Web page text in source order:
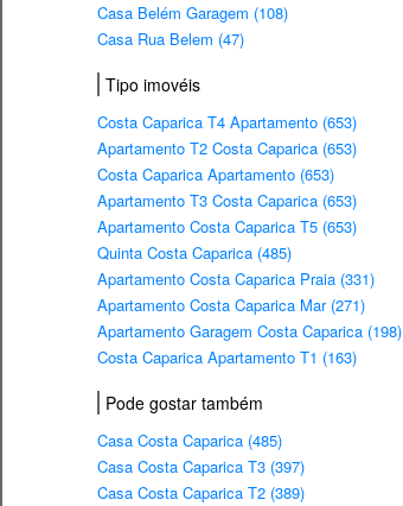
Casa Belém Garagem (108)
Casa Rua Belem (47)
Tipo imovéis
Costa Caparica T4 Apartamento (653)
Apartamento T2 Costa Caparica (653)
Costa Caparica Apartamento (653)
Apartamento T3 Costa Caparica (653)
Apartamento Costa Caparica T5 (653)
Quinta Costa Caparica (485)
Apartamento Costa Caparica Praia (331)
Apartamento Costa Caparica Mar (271)
Apartamento Garagem Costa Caparica (198)
Costa Caparica Apartamento T1 (163)
Pode gostar também
Casa Costa Caparica (485)
Casa Costa Caparica T3 (397)
Casa Costa Caparica T2 (389)